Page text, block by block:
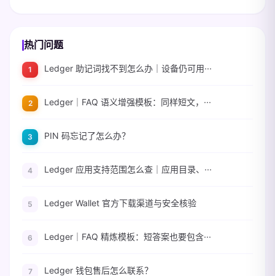
热门问题
Ledger 助记词找不到怎么办｜设备仍可用···
Ledger｜FAQ 语义增强模板：同样短文，···
PIN 码忘记了怎么办？
Ledger 应用支持范围怎么查｜应用目录、···
Ledger Wallet 官方下载渠道与安全核验
Ledger｜FAQ 精炼模板：短答案也要包含···
Ledger 钱包售后怎么联系？